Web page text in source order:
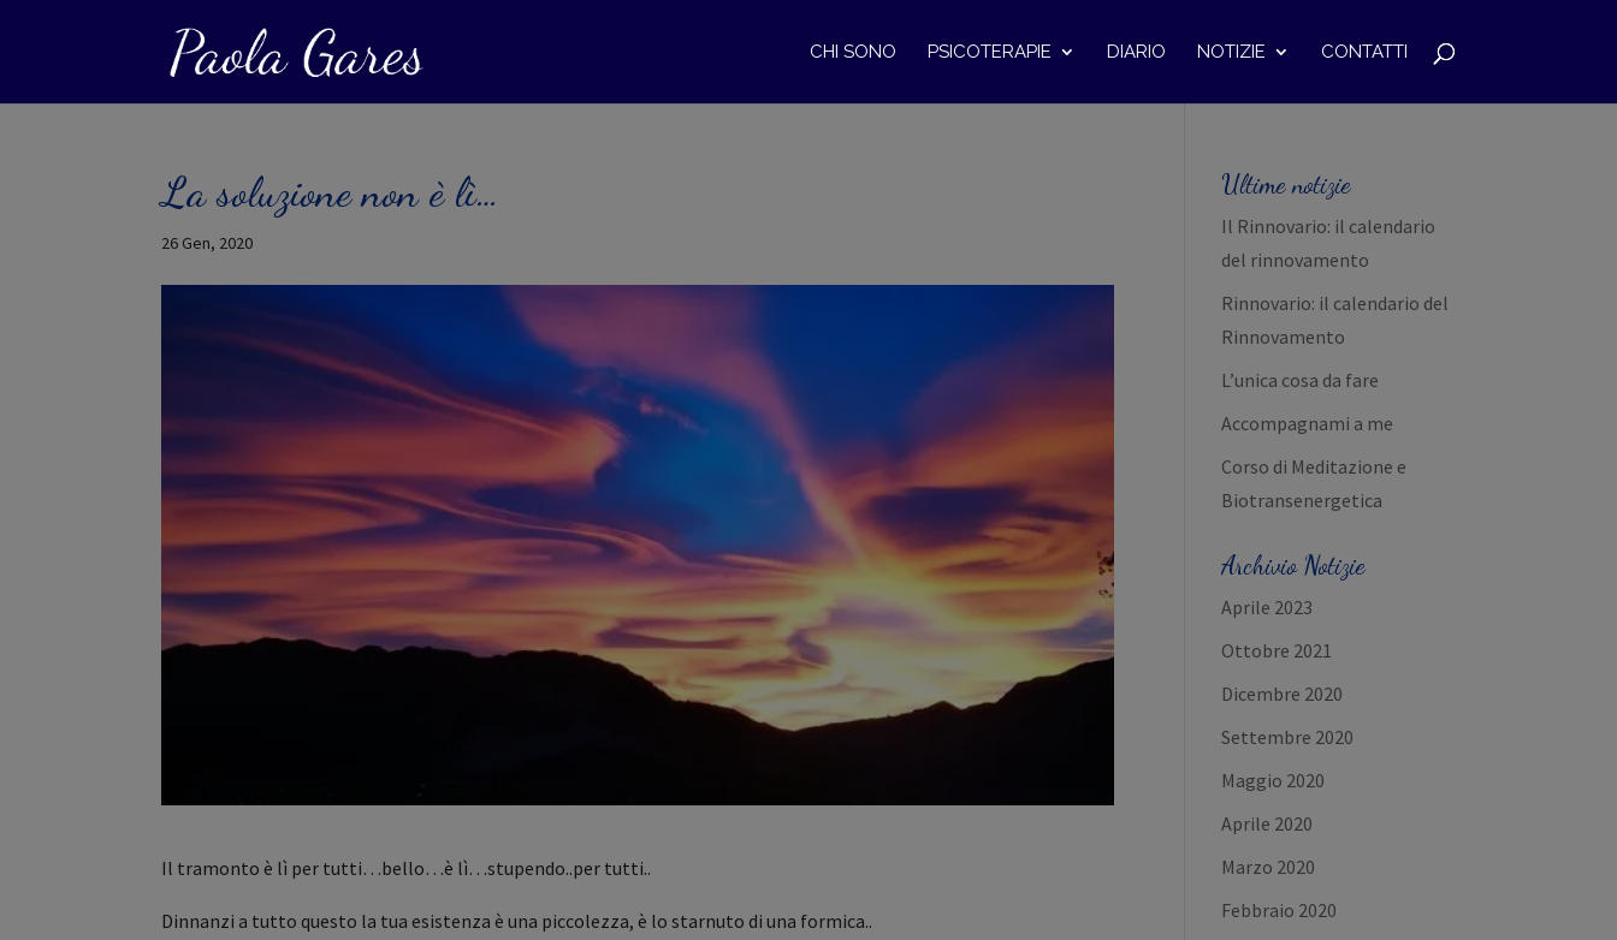
CHI SONO PSICOTERAPIE DIARIO NOTIZIE CONTATTI
La soluzione non è lì…
26 Gen, 2020
Il tramonto è lì per tutti…bello…è lì…stupendo..per tutti..
Dinnanzi a tutto questo la tua esistenza è una piccolezza, è lo starnuto di una formica..
Ultime notizie
Il Rinnovario: il calendario
del rinnovamento
Rinnovario: il calendario del
Rinnovamento
L’unica cosa da fare
Accompagnami a me
Corso di Meditazione e
Biotransenergetica
Archivio Notizie
Aprile 2023
Ottobre 2021
Dicembre 2020
Settembre 2020
Maggio 2020
Aprile 2020
Marzo 2020
Febbraio 2020